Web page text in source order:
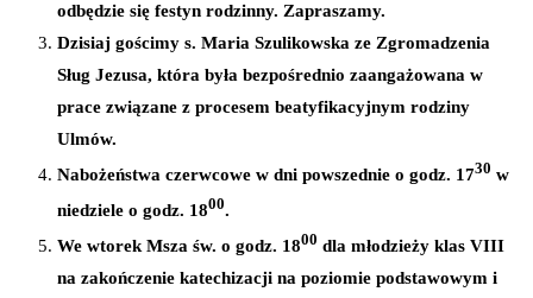
odbędzie się festyn rodzinny. Zapraszamy.
Dzisiaj gościmy s. Maria Szulikowska ze Zgromadzenia
Sług Jezusa, która była bezpośrednio zaangażowana w
prace związane z procesem beatyfikacyjnym rodziny
Ulmów.
Nabożeństwa czerwcowe w dni powszednie o godz. 1730 w
niedziele o godz. 1800.
We wtorek Msza św. o godz. 1800 dla młodzieży klas VIII
na zakończenie katechizacji na poziomie podstawowym i